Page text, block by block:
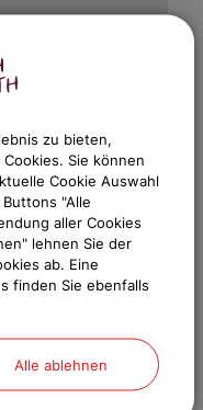
wird
in
zu bieten,
Sie können
Cookie Auswahl
"Alle
aller Cookies
lehnen Sie der
ab. Eine
finden Sie ebenfalls
Alle ablehnen